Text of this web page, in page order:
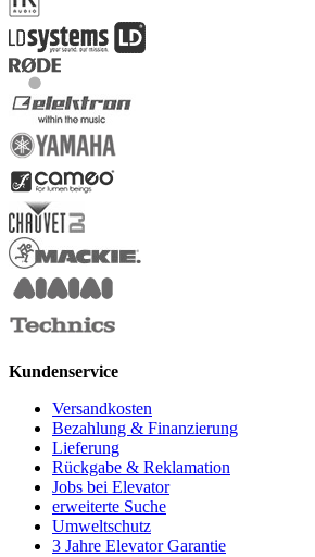
Kundenservice
Versandkosten
Bezahlung & Finanzierung
Lieferung
Rückgabe & Reklamation
Jobs bei Elevator
erweiterte Suche
Umweltschutz
3 Jahre Elevator Garantie